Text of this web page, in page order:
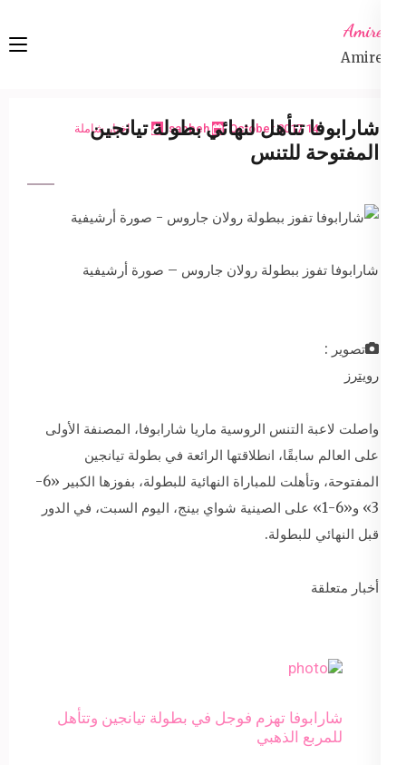
content
Enter)
Amireta
Amireta
14 October 2017
sabbeh اخبار شاملة
شارابوفا تتأهل لنهائي بطولة تيانجين
المفتوحة للتنس
شارابوفا تفوز ببطولة رولان جاروس – صورة أرشيفية
تصوير :
رويترز
واصلت لاعبة التنس الروسية ماريا شارابوفا، المصنفة الأولى
على العالم سابقًا، انطلاقتها الرائعة في بطولة تيانجين
المفتوحة، وتأهلت للمباراة النهائية للبطولة، بفوزها الكبير «6-
3» و«6-1» على الصينية شواي بينج، اليوم السبت، في الدور
قبل النهائي للبطولة.
أخبار متعلقة
شارابوفا تهزم فوجل في بطولة تيانجين وتتأهل
للمربع الذهبي